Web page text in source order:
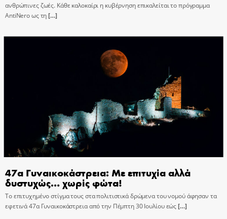
ανθρώπινες ζωές. Κάθε καλοκαίρι η κυβέρνηση επικαλείται το πρόγραμμα
AntiNero ως τη[…]
47α Γυναικοκάστρεια: Με επιτυχία αλλά
δυστυχώς… χωρίς φώτα!
Το επιτυχημένο στίγμα τους στα πολιτιστικά δρώμενα του νομού άφησαν τα
εφετινά 47α Γυναικοκάστρεια από την Πέμπτη 30 Ιουλίου εώς[…]